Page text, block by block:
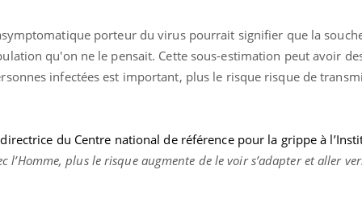
porteur du virus pourrait signifier que la
qu'on ne le pensait. Cette sous-estimation peut avoir
infectées est important, plus le risque risque de
directrice du Centre national de référence pour la grippe à
l’Homme, plus le risque augmente de le voir s’adapter et aller